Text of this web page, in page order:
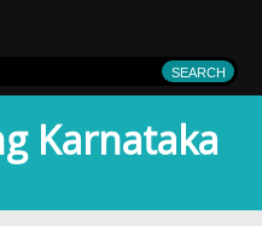
Karnataka